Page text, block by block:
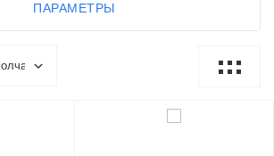
ПАРАМЕТРЫ